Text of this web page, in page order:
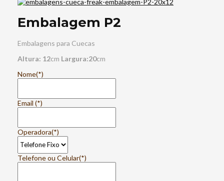
Embalagem P2
Embalagens para Cuecas
Altura: 12cm Largura:20cm
Nome(*)
Email (*)
Operadora(*)
Telefone ou Celular(*)